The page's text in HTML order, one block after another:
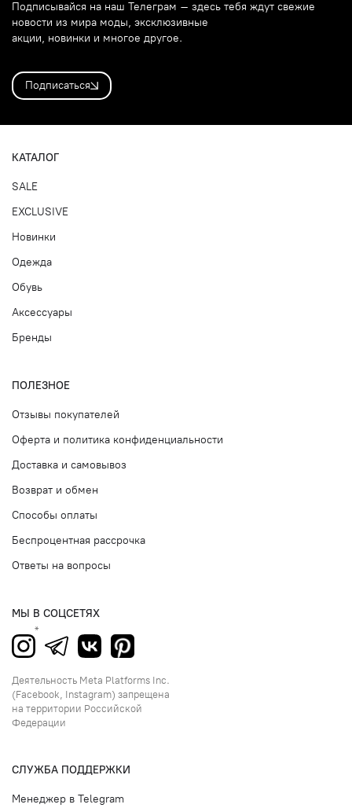
Подписывайся на наш Телеграм – здесь тебя ждут свежие
новости из мира моды, эксклюзивные
акции, новинки и многое другое.
Подписаться
КАТАЛОГ
SALE
EXCLUSIVE
Новинки
Одежда
Обувь
Аксессуары
Бренды
ПОЛЕЗНОЕ
Отзывы покупателей
Оферта и политика конфиденциальности
Доставка и самовывоз
Возврат и обмен
Способы оплаты
Беспроцентная рассрочка
Ответы на вопросы
МЫ В СОЦСЕТЯХ
Деятельность Meta Platforms Inc.
(Facebook, Instagram) запрещена
на территории Российской
Федерации
СЛУЖБА ПОДДЕРЖКИ
Менеджер в Telegram